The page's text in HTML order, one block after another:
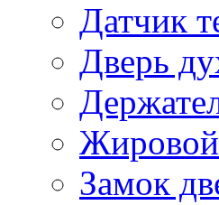
Датчик
Дверь
Замок